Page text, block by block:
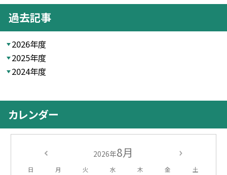
過去記事
2026年度
2025年度
2024年度
カレンダー
2026年8月
日 月 火 水 木 金 土